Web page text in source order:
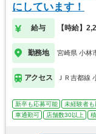
にしています！
給与 【時給】
勤務地 宮崎県 小林
アクセス ＪＲ吉都線
新卒も応募可能 未経験者
車通勤可
店舗数30以上